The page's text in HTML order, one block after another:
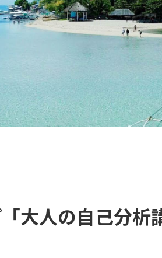
大人の自己分析